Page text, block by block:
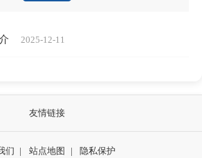
2025-12-11
友情链接
们 | 站点地图 |
隐私保护